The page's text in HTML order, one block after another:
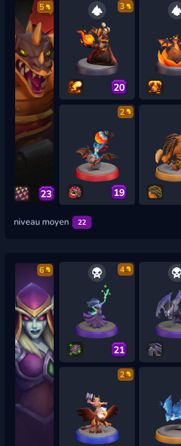
5
23
3
20
2
19
niveau moyen 22
6 4
21
2